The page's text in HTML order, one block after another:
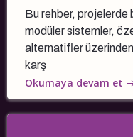
Bu rehber, projelerde
modüler sistemler,
alternatifler
karş
Okumaya devam et